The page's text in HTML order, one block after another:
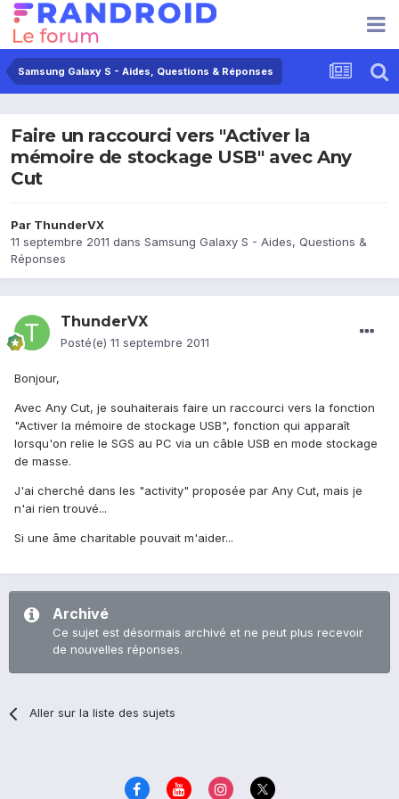
Samsung Galaxy S - Aides, Questions & Réponses
Faire un raccourci vers "Activer la
mémoire de stockage USB" avec Any
Cut
Par ThunderVX
11 septembre 2011 dans Samsung Galaxy S - Aides, Questions &
Réponses
ThunderVX
Posté(e) 11 septembre 2011
Bonjour,
Avec Any Cut, je souhaiterais faire un raccourci vers la fonction
"Activer la mémoire de stockage USB", fonction qui apparaît
lorsqu'on relie le SGS au PC via un câble USB en mode stockage
de masse.
J'ai cherché dans les "activity" proposée par Any Cut, mais je
n'ai rien trouvé...
Si une âme charitable pouvait m'aider...
Archivé
Ce sujet est désormais archivé et ne peut plus recevoir
de nouvelles réponses.
Aller sur la liste des sujets